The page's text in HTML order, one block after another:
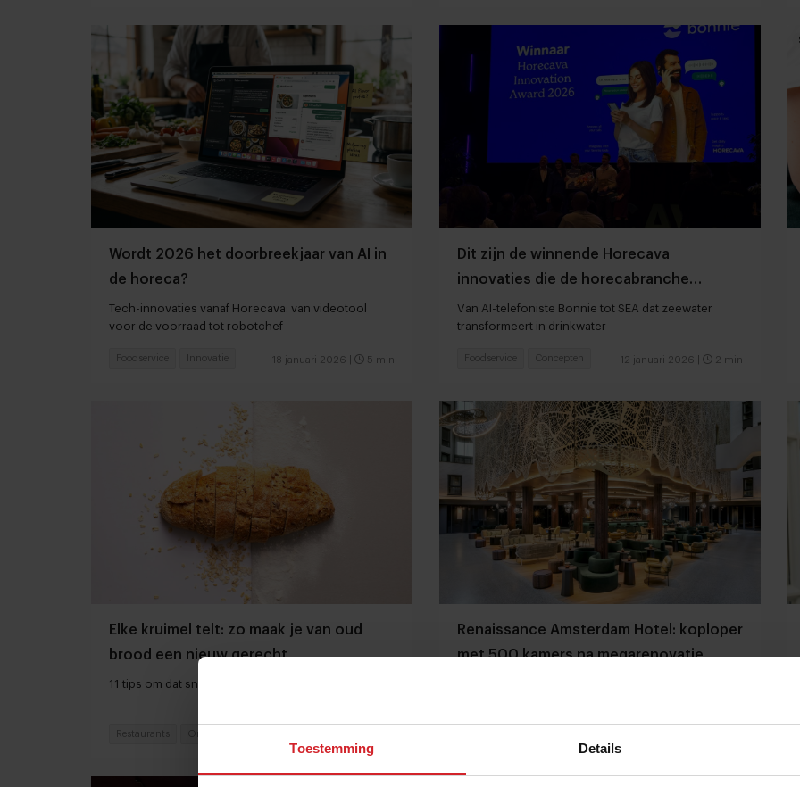
Toestemming Details
Wordt 2026 het doorbreekjaar van AI in
de horeca?
Tech-innovaties vanaf Horecava: van videotool
voor de voorraad tot robotchef
18 januari 2026 5 min
Foodservice Innovatie
Dit zijn de winnende Horecava
innovaties die de horecabranche
veranderen
Van AI-telefoniste Bonnie tot SEA dat zeewater
transformeert in drinkwater
12 januari 2026 2 min
Foodservice Concepten
Elke kruimel telt: zo maak je van oud
brood een nieuw gerecht
11 tips om dat sneetje een tweede kans te geven
Restaurants
Renaissance Amsterdam Hotel: koploper
met 500 kamers na megarenovatie